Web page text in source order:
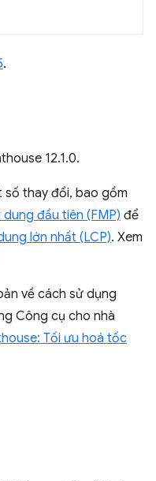
.
12.1.0.
số thay đổi, bao gồm
đầu tiên (FMP) để
lớn nhất (LCP). Xem
về cách sử dụng
Công cụ cho nhà
Tối ưu hoá tốc